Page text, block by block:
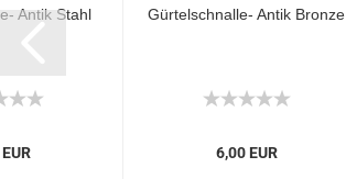
Antik Stahl Gürtelschnalle- Antik Bronze
6,00 EUR